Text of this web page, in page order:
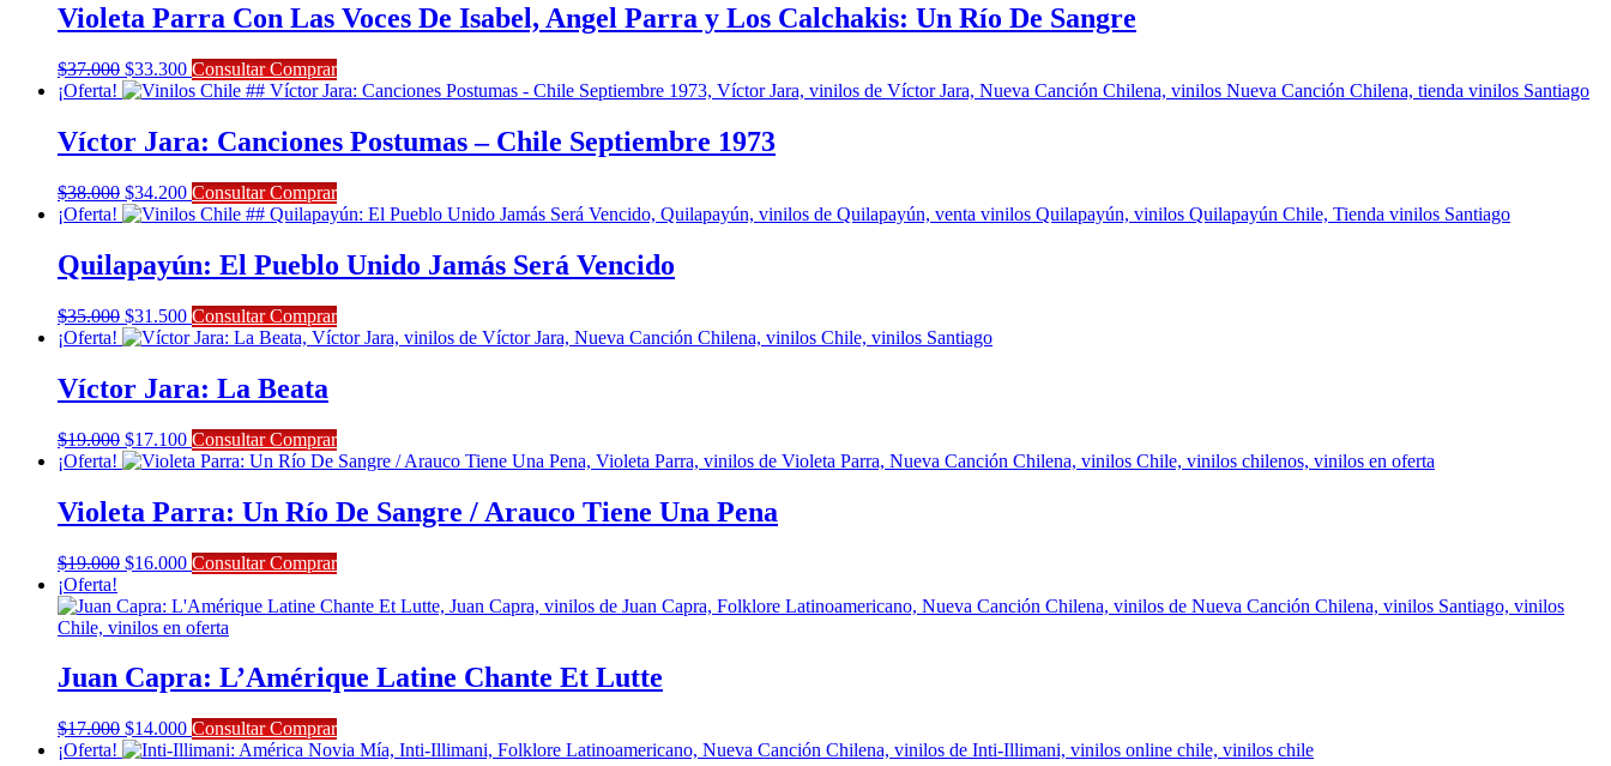
Violeta Parra Con Las Voces De Isabel, Angel Parra y Los Calchakis: Un Río De Sangre
$37.000 El
precio
era:
$37.000.
$33.300El
precio
$33.300.
Consultar Comprar
¡Oferta!
Víctor Jara: Canciones Postumas – Chile Septiembre 1973
$38.000 El
precio
$38.000.
$34.200El
precio
$34.200.
Consultar Comprar
¡Oferta!
Quilapayún: El Pueblo Unido Jamás Será Vencido
$35.000 El
precio
era:
$35.000.
$31.500El
precio
$31.500.
Consultar Comprar
¡Oferta!
Víctor Jara: La Beata
$19.000 El
precio
era:
$19.000.
$17.100El
precio
$17.100.
Consultar Comprar
¡Oferta!
Violeta Parra: Un Río De Sangre / Arauco Tiene Una Pena
$19.000 El
original
era:
$16.000El
actual
es:
Consultar Comprar
¡Oferta!
Juan Capra: L’Amérique Latine Chante Et Lutte
$17.000 El
precio
$14.000El
precio
Consultar Comprar
¡Oferta!